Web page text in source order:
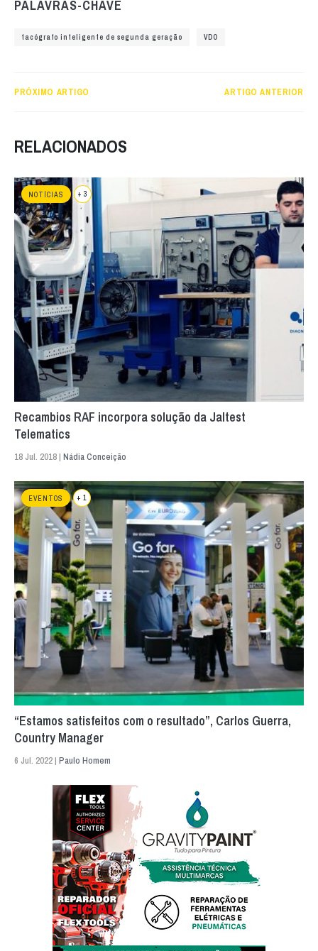
PALAVRAS-CHAVE
tacógrafo inteligente de segunda geração VDO
PRÓXIMO ARTIGO ARTIGO ANTERIOR
RELACIONADOS
NOTÍCIAS + 3
Recambios RAF incorpora solução da Jaltest
Telematics
18 Jul. 2018 | Nádia Conceição
EVENTOS + 1
“Estamos satisfeitos com o resultado”, Carlos Guerra,
Country Manager
6 Jul. 2022 | Paulo Homem